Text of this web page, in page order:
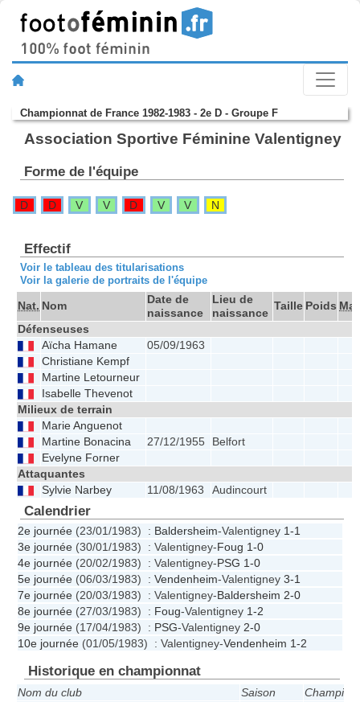
Championnat de France 1982-1983 - 2e D - Groupe F
Association Sportive Féminine Valentigney
Forme de l'équipe
D D V V D V V N
Effectif
Voir le tableau des titularisations
Voir la galerie de portraits de l'équipe
Nat. Nom
Date de
naissance
Lieu de
naissance
Taille Poids
Défenseuses
Aïcha Hamane
05/09/1963
Christiane Kempf
Martine Letourneur
Isabelle Thevenot
Milieux de terrain
Marie Anguenot
Martine Bonacina
27/12/1955
Belfort
Evelyne Forner
Attaquantes
Sylvie Narbey
11/08/1963 Audincourt
Calendrier
2e journée (23/01/1983) : Baldersheim-Valentigney 1-1
3e journée (30/01/1983) : Valentigney-Foug 1-0
4e journée (20/02/1983) : Valentigney-PSG 1-0
5e journée (06/03/1983) : Vendenheim-Valentigney 3-1
7e journée (20/03/1983) : Valentigney-Baldersheim 2-0
8e journée (27/03/1983) : Foug-Valentigney 1-2
9e journée (17/04/1983) : PSG-Valentigney 2-0
10e journée (01/05/1983) : Valentigney-Vendenheim 1-2
Historique en championnat
Nom du club Saison